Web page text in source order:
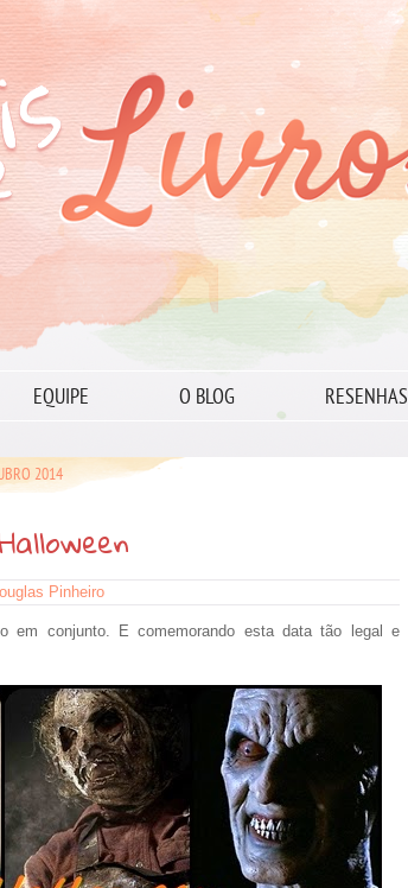
EQUIPE O BLOG RESENHAS
2014
Pinheiro
em conjunto. E comemorando esta data tão legal e